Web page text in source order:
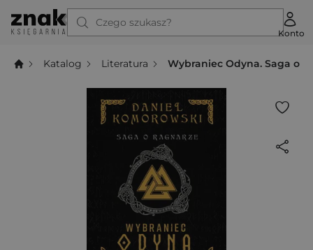
Czego szukasz?
Konto
Katalog Literatura Wybraniec Odyna. Saga o